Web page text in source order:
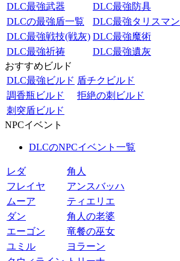
DLC最強武器
DLC最強防具
DLCの最強盾一覧
DLC最強タリスマン
DLC最強戦技(戦灰) DLC最強魔術
DLC最強祈祷
DLC最強遺灰
おすすめビルド
DLC最強ビルド 盾チクビルド
調香瓶ビルド
拒絶の刺ビルド
刺突盾ビルド
NPCイベント
DLCのNPCイベント一覧
レダ
角人
フレイヤ
アンスバッハ
ムーア
ティエリエ
ダン
角人の老婆
エーゴン
竜餐の巫女
ユミル
ヨラーン